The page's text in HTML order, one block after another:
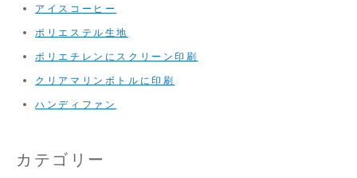
アイスコーヒー
ポリエステル生地
ポリエチレンにスクリーン印刷
クリアマリンボトルに印刷
ハンディファン
カテゴリー